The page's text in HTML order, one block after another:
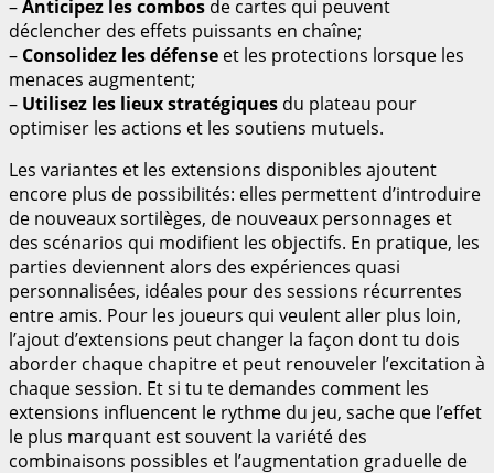
–Anticipez les combos de cartes qui peuvent
déclencher des effets puissants en chaîne;
– Consolidez les défense et les protections lorsque les
menaces augmentent;
– Utilisez les lieux stratégiques du plateau pour
optimiser les actions et les soutiens mutuels.
Les variantes et les extensions disponibles ajoutent
encore plus de possibilités: elles permettent d’introduire
de nouveaux sortilèges, de nouveaux personnages et
des scénarios qui modifient les objectifs. En pratique, les
parties deviennent alors des expériences quasi
personnalisées, idéales pour des sessions récurrentes
entre amis. Pour les joueurs qui veulent aller plus loin,
l’ajout d’extensions peut changer la façon dont tu dois
aborder chaque chapitre et peut renouveler l’excitation à
chaque session. Et si tu te demandes comment les
extensions influencent le rythme du jeu, sache que l’effet
le plus marquant est souvent la variété des
combinaisons possibles et l’augmentation graduelle de